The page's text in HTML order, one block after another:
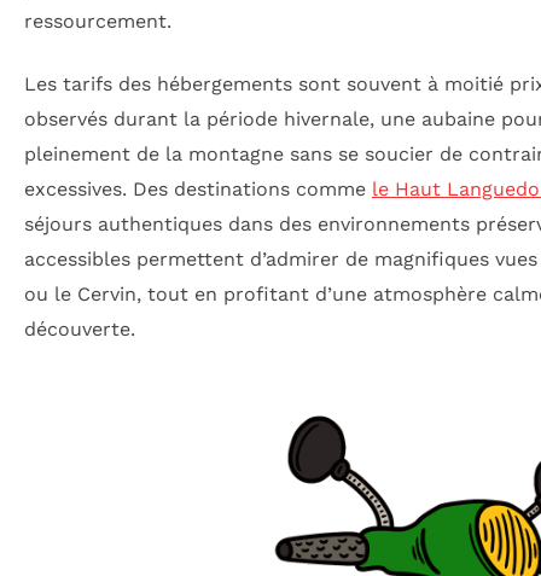
ressourcement.
Les tarifs des hébergements sont souvent à moitié
observés durant la période hivernale, une aubaine
pleinement de la montagne sans se soucier de
excessives. Des destinations comme le Haut
séjours authentiques dans des environnements
accessibles permettent d’admirer de magnifiques
ou le Cervin, tout en profitant d’une atmosphère
découverte.